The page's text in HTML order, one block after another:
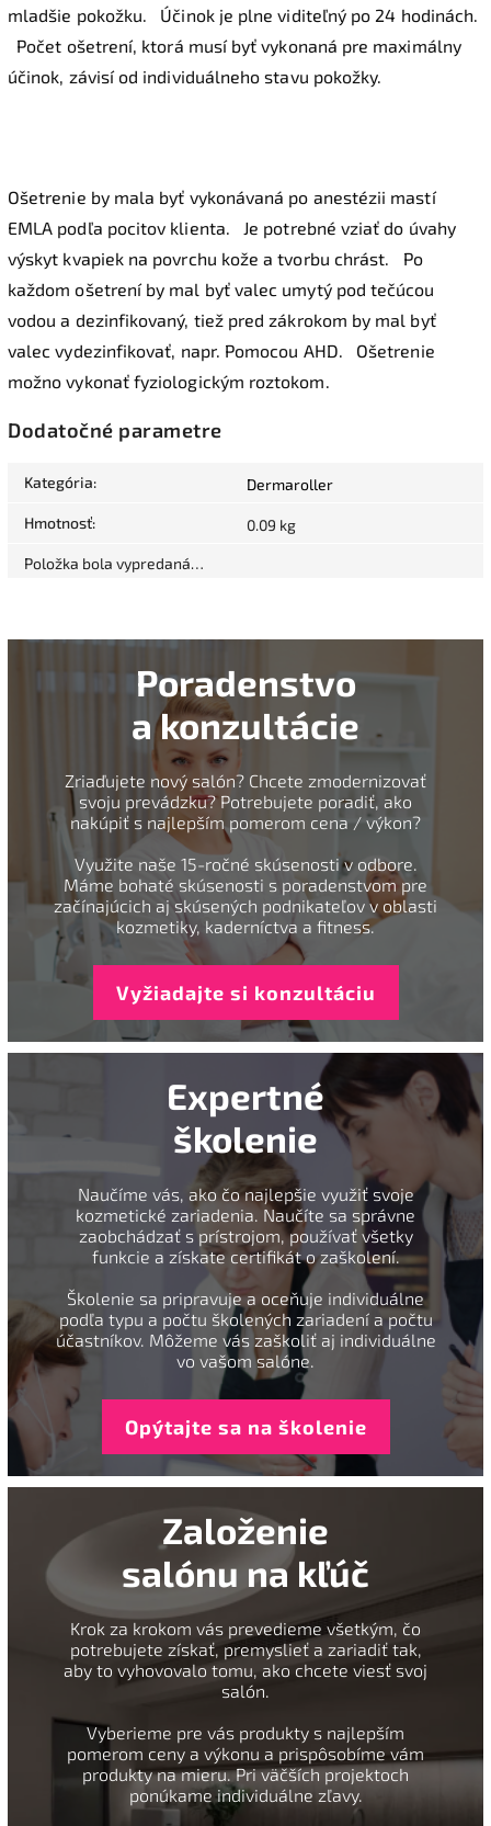
mladšie pokožku.
Účinok je plne viditeľný po 24 hodinách.
Počet ošetrení, ktorá musí byť vykonaná pre maximálny
účinok, závisí od individuálneho stavu pokožky.
Ošetrenie by mala byť vykonávaná po anestézii mastí
EMLA podľa pocitov klienta.
Je potrebné vziať do úvahy
výskyt kvapiek na povrchu kože a tvorbu chrást.
Po
každom ošetrení by mal byť valec umytý pod tečúcou
vodou a dezinfikovaný, tiež pred zákrokom by mal byť
valec vydezinfikovať, napr. Pomocou AHD.
Ošetrenie
možno vykonať fyziologickým roztokom.
Dodatočné parametre
Kategória: Dermaroller
Hmotnosť: 0.09 kg
Položka bola vypredaná…
Poradenstvo
a konzultácie
Zriaďujete nový salón? Chcete zmodernizovať
svoju prevádzku? Potrebujete poradiť, ako
nakúpiť s najlepším pomerom cena / výkon?
Využite naše 15-ročné skúsenosti v odbore.
Máme bohaté skúsenosti s poradenstvom pre
začínajúcich aj skúsených podnikateľov v oblasti
kozmetiky, kaderníctva a fitness.
Vyžiadajte si konzultáciu
Expertné
školenie
Naučíme vás, ako čo najlepšie využiť svoje
kozmetické zariadenia. Naučíte sa správne
zaobchádzať s prístrojom, používať všetky
funkcie a získate certifikát o zaškolení.
Školenie sa pripravuje a oceňuje individuálne
podľa typu a počtu školených zariadení a počtu
účastníkov. Môžeme vás zaškoliť aj individuálne
vo vašom salóne.
Opýtajte sa na školenie
Založenie
salónu na kľúč
Krok za krokom vás prevedieme všetkým, čo
potrebujete získať, premyslieť a zariadiť tak,
aby to vyhovovalo tomu, ako chcete viesť svoj
salón.
Vyberieme pre vás produkty s najlepším
pomerom ceny a výkonu a prispôsobíme vám
produkty na mieru. Pri väčších projektoch
ponúkame individuálne zľavy.